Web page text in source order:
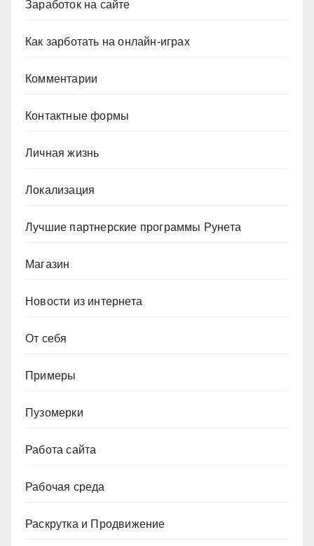
Заработок на сайте
Как зарботать на онлайн-играх
Комментарии
Контактные формы
Личная жизнь
Локализация
Лучшие партнерские программы Рунета
Магазин
Новости из интернета
От себя
Примеры
Пузомерки
Работа сайта
Рабочая среда
Раскрутка и Продвижение